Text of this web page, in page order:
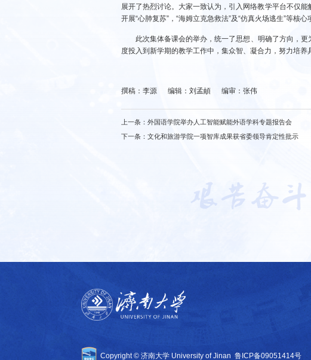
展开了热烈讨论。大家一致认为，引入网络教学平台不仅
开展“心肺复苏”，“海姆立克急救法”及“仿真火场逃生”等核
此次集体备课会的举办，统一了思想、明确了方向，
度投入到新学期的教学工作中，集众智、凝合力，努力培养
撰稿：李源 编辑：刘孟頔 编审：张伟
上一条： 外国语学院举办人工智能赋能外语学科专题报告会
下一条： 文化和旅游学院一项智库成果获省委领导肯定性批示
Copyright © 济南大学 University of Jinan 鲁ICP备09051414号